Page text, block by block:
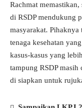
Rachmat memastikan,
di RSDP mendukung
masyarakat.
tenaga kesehatan
kasus-kasus yang
tampung RSDP
di siapkan untuk